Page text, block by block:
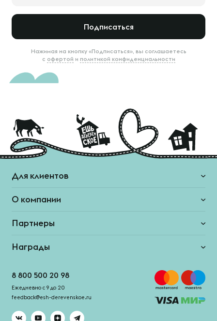
Подписаться
Нажимая на кнопку «Подписаться», вы соглашаетесь
с офертой и политикой конфиденциальности
Для клиентов
О компании
Партнеры
Награды
8 800 500 20 98
Ежедневно с 9 до 20
feedback@esh-derevenskoe.ru